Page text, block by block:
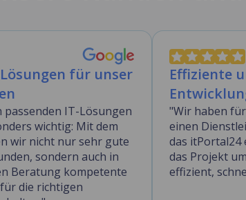
für unser
passenden IT-Lösungen
wichtig: Mit dem
wir nicht nur sehr gute
sondern auch in
Beratung kompetente
die richtigen
Effiziente
"Wir haben
einen
das
das Projekt
effizient,